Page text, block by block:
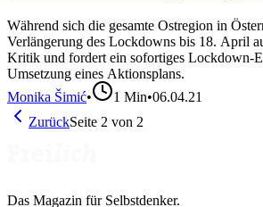
Während sich die gesamte Ostregion in
Verlängerung des Lockdowns bis 18. April
Kritik und fordert ein sofortiges Lockdown-
Umsetzung eines Aktionsplans.
Monika Šimić• 1 Min•06.04.21
ZurückSeite 2 von 2
Das Magazin für Selbstdenker.